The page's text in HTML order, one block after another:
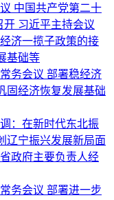
中国共产党第二十
开 习近平主持会议
济一揽子政策的接
基础等
务会议 部署稳经济
固经济恢复发展基础
：在新时代东北振
辽宁振兴发展新局面
政府主要负责人经
务会议 部署进一步